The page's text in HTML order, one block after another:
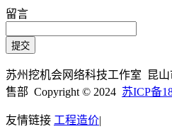
留言
苏州挖机会网络科技工作室 昆
售部 Copyright © 2024 苏ICP备
友情链接 工程造价|